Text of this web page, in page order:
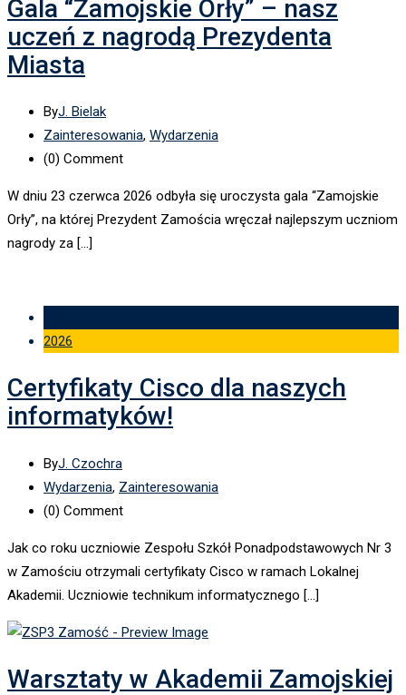
Gala “Zamojskie Orły” – nasz
uczeń z nagrodą Prezydenta
Miasta
ByJ. Bielak
Zainteresowania, Wydarzenia
(0) Comment
W dniu 23 czerwca 2026 odbyła się uroczysta gala “Zamojskie
Orły”, na której Prezydent Zamościa wręczał najlepszym uczniom
nagrody za […]
2026
Certyfikaty Cisco dla naszych
informatyków!
ByJ. Czochra
Wydarzenia, Zainteresowania
(0) Comment
Jak co roku uczniowie Zespołu Szkół Ponadpodstawowych Nr 3
w Zamościu otrzymali certyfikaty Cisco w ramach Lokalnej
Akademii. Uczniowie technikum informatycznego […]
Warsztaty w Akademii Zamojskiej